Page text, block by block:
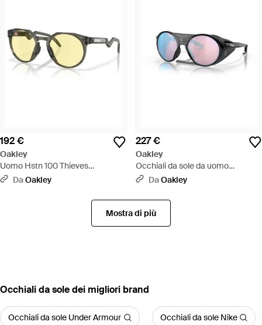
192 €
Oakley
Uomo Hstn 100 Thieves
Collection Occhiali Da Sole - Nero
DaOakley
227 €
Oakley
Occhiali da sole da uomo
Oo9440 Clifden - Multicolore
DaOakley
Mostra di più
‪Occhiali da sole‬ dei migliori brand
Occhiali da sole Under Armour Occhiali da sole Nike